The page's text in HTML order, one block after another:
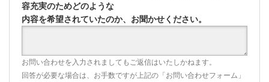
容充実のためどのような
内容を希望されていたのか、お聞かせください。
お問い合わせを入力されましてもご返信はいたしかねます。
回答が必要な場合は、お手数ですが上記の「お問い合わせフォーム」